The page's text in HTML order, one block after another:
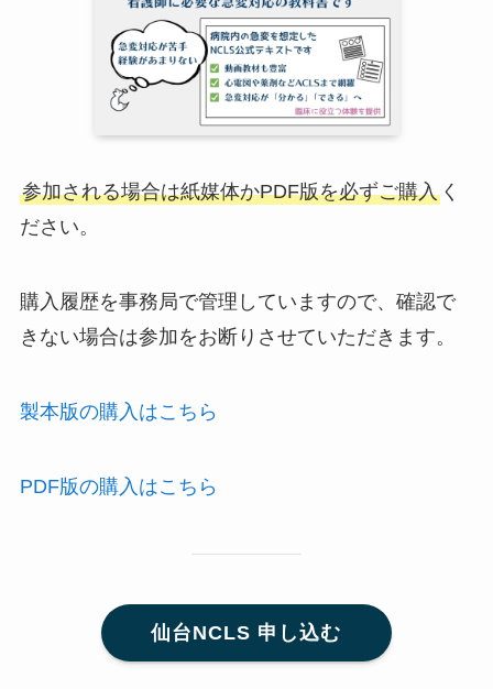
参加される場合は紙媒体かPDF版を必ずご購入く
ださい。
購入履歴を事務局で管理していますので、確認で
きない場合は参加をお断りさせていただきます。
製本版の購入はこちら
PDF版の購入はこちら
仙台NCLS 申し込む